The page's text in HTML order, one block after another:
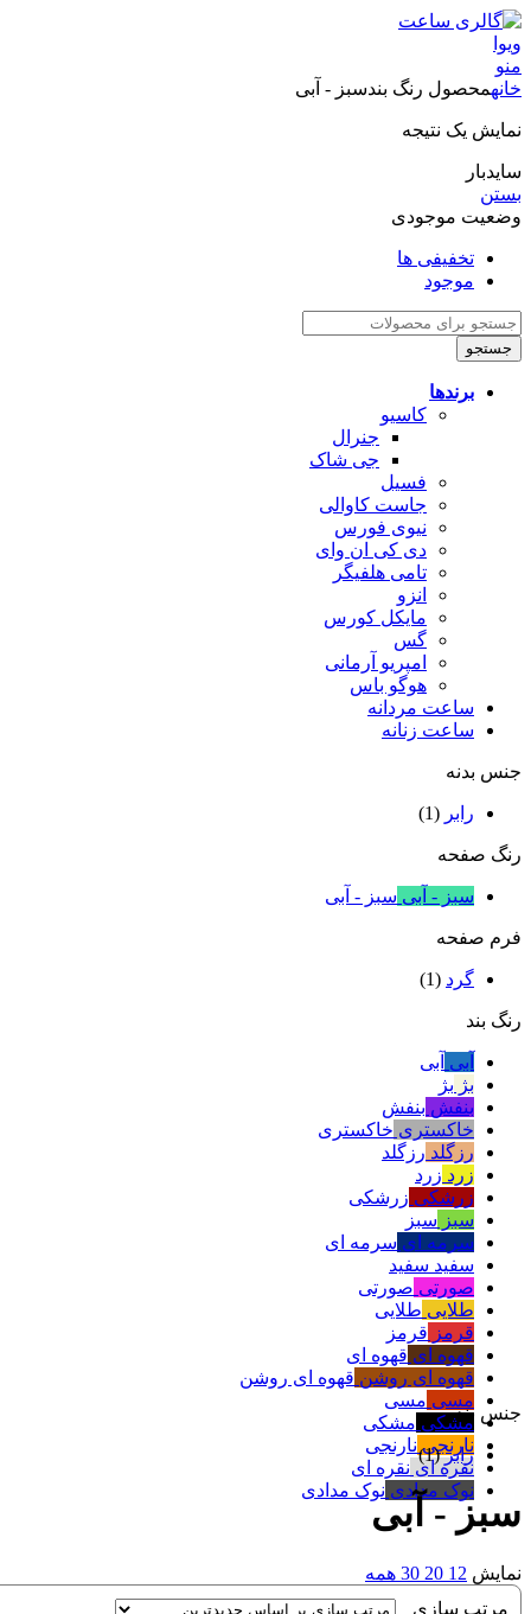
منو
خانهمحصول رنگ بندسبز - آبی
نمایش یک نتیجه
سایدبار
بستن
وضعیت موجودی
تخفیفی ها
موجود
جستجو
برندها
کاسیو
جنرال
جی شاک
فسیل
جاست کاوالی
نیوی فورس
دی کی ان وای
تامی هلفیگر
انزو
مایکل کورس
گس
امپریو آرمانی
هوگو باس
ساعت مردانه
ساعت زنانه
جنس بدنه
رابر (1)
رنگ صفحه
سبز - آبی سبز - آبی
فرم صفحه
گرد (1)
رنگ بند
آبی آبی
بژ بژ
بنفش بنفش
خاکستری خاکستری
رزگلد رزگلد
زرد زرد
زرشکی زرشکی
سبز سبز
سرمه ای سرمه ای
سفید سفید
صورتی صورتی
طلایی طلایی
قرمز قرمز
قهوه ای قهوه ای
قهوه ای روشن قهوه ای روشن
مسی مسی
مشکی مشکی
نارنجی نارنجی
نقره ای نقره ای
نوک مدادی نوک مدادی
جنس بند
رابر (1)
سبز - آبی
نمایش 12
20
30 همه